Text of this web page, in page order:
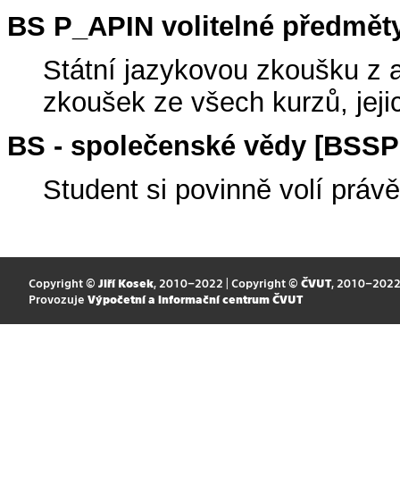
BS P_APIN volitelné
Státní jazykovou zkoušku z
zkoušek ze všech kurzů,
BS - společenské vědy
Student si povinně volí
Copyright © Jiří Kosek, 2010–2022 | Copyright © ČVUT, 2010–2022
Provozuje Výpočetní a informační centrum ČVUT